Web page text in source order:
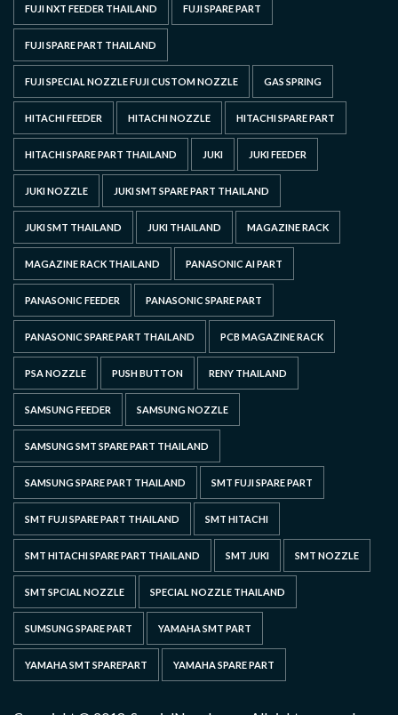
FUJI NXT FEEDER THAILAND FUJI SPARE PART
FUJI SPARE PART THAILAND
FUJI SPECIAL NOZZLE FUJI CUSTOM NOZZLE GAS SPRING
HITACHI FEEDER HITACHI NOZZLE HITACHI SPARE PART
HITACHI SPARE PART THAILAND JUKI JUKI FEEDER
JUKI NOZZLE JUKI SMT SPARE PART THAILAND
JUKI SMT THAILAND JUKI THAILAND MAGAZINE RACK
MAGAZINE RACK THAILAND PANASONIC AI PART
PANASONIC FEEDER PANASONIC SPARE PART
PANASONIC SPARE PART THAILAND PCB MAGAZINE RACK
PSA NOZZLE PUSH BUTTON RENY THAILAND
SAMSUNG FEEDER SAMSUNG NOZZLE
SAMSUNG SMT SPARE PART THAILAND
SAMSUNG SPARE PART THAILAND SMT FUJI SPARE PART
SMT FUJI SPARE PART THAILAND SMT HITACHI
SMT HITACHI SPARE PART THAILAND SMT JUKI SMT NOZZLE
SMT SPCIAL NOZZLE SPECIAL NOZZLE THAILAND
SUMSUNG SPARE PART YAMAHA SMT PART
YAMAHA SMT SPAREPART YAMAHA SPARE PART